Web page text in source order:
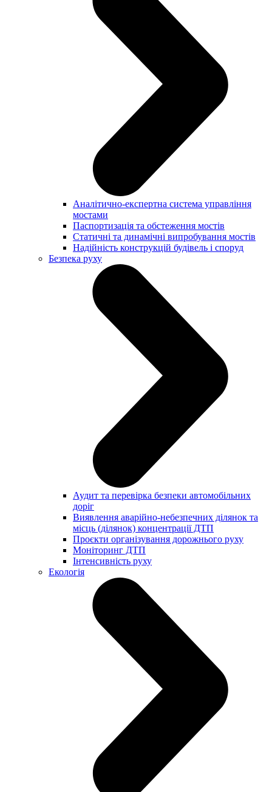
Аналітично-експертна система управління
мостами
Паспортизація та обстеження мостів
Статичні та динамічні випробування мостів
Надійність конструкцій будівель і споруд
Безпека руху
Аудит та перевірка безпеки автомобільних
доріг
Виявлення аварійно-небезпечних ділянок та
місць (ділянок) концентрації ДТП
Проєкти організування дорожнього руху
Моніторинг ДТП
Інтенсивність руху
Екологія